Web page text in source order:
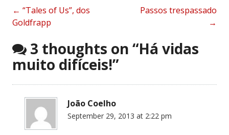
Post
navigation
← “Tales of Us”, dos
Goldfrapp
Passos trespassado
→
3 thoughts on “Há vidas
muito difíceis!”
João Coelho
September 29, 2013 at 2:22 pm